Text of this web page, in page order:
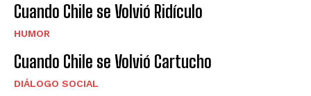
Cuando Chile se Volvió Ridículo
HUMOR
Cuando Chile se Volvió Cartucho
DIÁLOGO SOCIAL